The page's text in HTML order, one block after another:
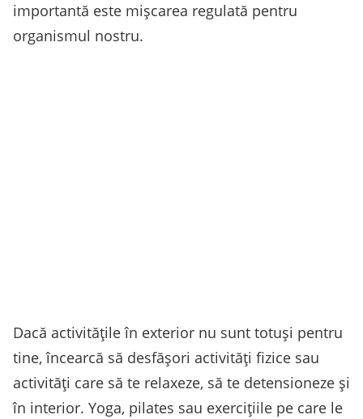
importantă este mișcarea regulată pentru
organismul nostru.
Dacă activitățile în exterior nu sunt totuși pentru
tine, încearcă să desfășori activități fizice sau
activități care să te relaxeze, să te detensioneze și
în interior. Yoga, pilates sau exercițiile pe care le